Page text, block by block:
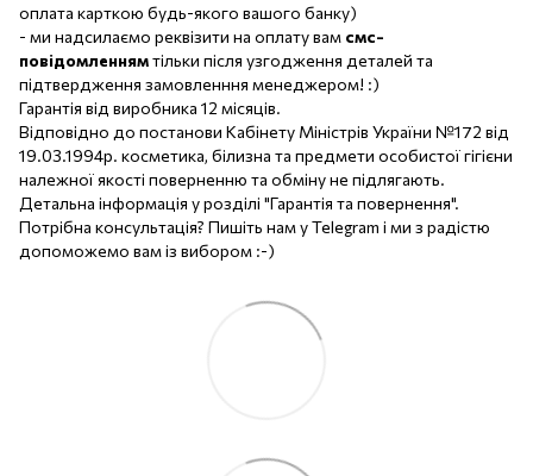
оплата карткою будь-якого вашого банку)
- ми надсилаємо реквізити на оплату вам смс-
повідомленнямтільки після узгодження деталей та
підтвердження замовленння менеджером! :)
Гарантія від виробника 12 місяців.
Відповідно до постанови Кабінету Міністрів України №172 від
19.03.1994р. косметика, білизна та предмети особистої гігієни
належної якості поверненню та обміну не підлягають.
Детальна інформація у розділі "Гарантія та повернення".
Потрібна консультація? Пишіть нам у Telegram і ми з радістю
допоможемо вам із вибором :-)